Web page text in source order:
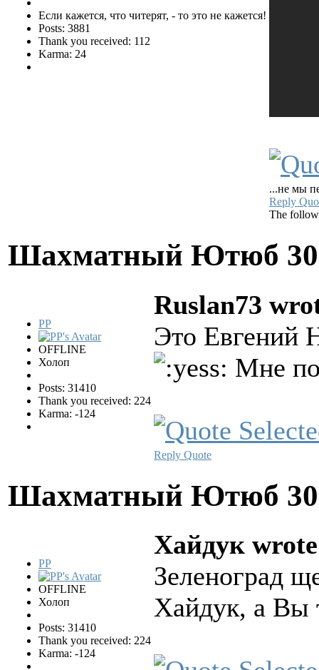
Если кажется, что читерят, - то это не кажется!
Posts: 3881
Thank you received: 112
Karma: 24
...не мы
Reply
The
Шахматный Ютюб
PP
OFFLINE
Холоп
Posts: 31410
Thank you received: 224
Karma: -124
Ruslan73
Это Евгений
Мне
Reply Quote
Шахматный Ютюб
PP
OFFLINE
Холоп
Posts: 31410
Thank you received: 224
Karma: -124
Хайдук
Зеленоград
Хайдук, а Вы